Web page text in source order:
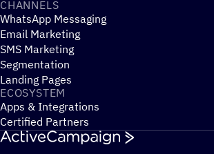
CHANNELS
WhatsApp Messaging
Email Marketing
SMS Marketing
Segmentation
Landing Pages
ECOSYSTEM
Apps & Integrations
Certified Partners